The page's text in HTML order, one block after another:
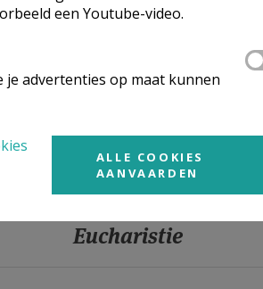
Eucharistie
Eucharistie
Eucharistie
Eucharistie
een Youtube-video.
je advertenties op maat kunnen
ALLE COOKIES
AANVAARDEN